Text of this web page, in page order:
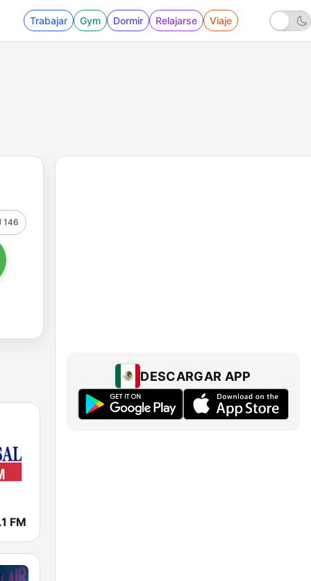
Trabajar Gym Dormir Relajarse Viaje
146
FM
DESCARGAR APP